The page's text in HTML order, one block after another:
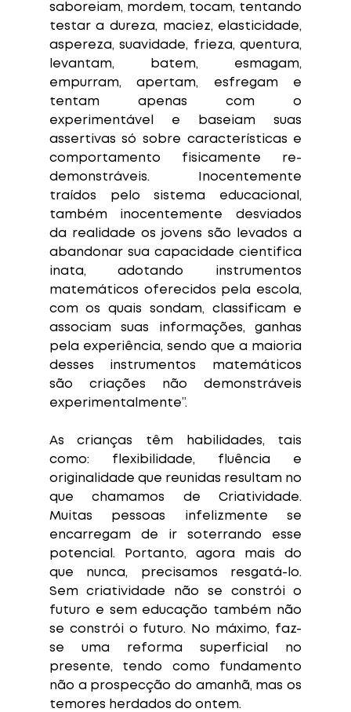
saboreiam, mordem, tocam, tentando
testar a dureza, maciez, elasticidade,
aspereza, suavidade, frieza, quentura,
levantam, batem, esmagam,
empurram, apertam, esfregam e
tentam apenas com o
experimentável e baseiam suas
assertivas só sobre características e
comportamento fisicamente re-
demonstráveis. Inocentemente
traídos pelo sistema educacional,
também inocentemente desviados
da realidade os jovens são levados a
abandonar sua capacidade cientifica
inata, adotando instrumentos
matemáticos oferecidos pela escola,
com os quais sondam, classificam e
associam suas informações, ganhas
pela experiência, sendo que a maioria
desses instrumentos matemáticos
são criações não demonstráveis
experimentalmente”.
As crianças têm habilidades, tais
como: flexibilidade, fluência e
originalidade que reunidas resultam no
que chamamos de Criatividade.
Muitas pessoas infelizmente se
encarregam de ir soterrando esse
potencial. Portanto, agora mais do
que nunca, precisamos resgatá-lo.
Sem criatividade não se constrói o
futuro e sem educação também não
se constrói o futuro. No máximo, faz-
se uma reforma superficial no
presente, tendo como fundamento
não a prospecção do amanhã, mas os
temores herdados do ontem.